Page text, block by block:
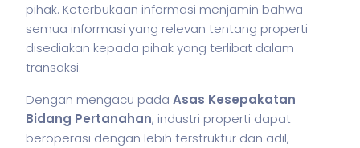
pihak. Keterbukaan informasi menjamin bahwa
semua informasi yang relevan tentang properti
disediakan kepada pihak yang terlibat dalam
transaksi.
Dengan mengacu pada Asas Kesepakatan
Bidang Pertanahan, industri properti dapat
beroperasi dengan lebih terstruktur dan adil,